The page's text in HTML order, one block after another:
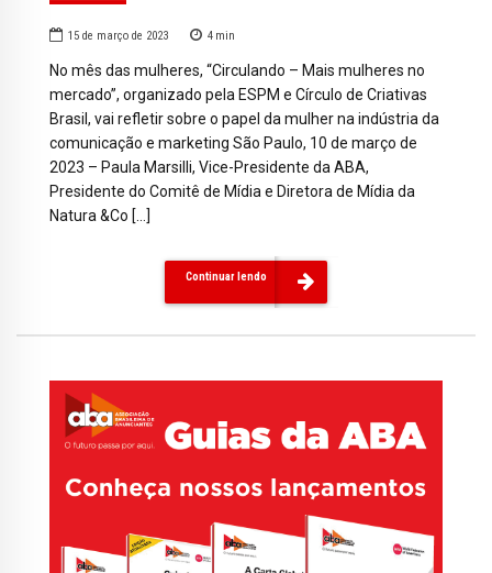
15 de março de 2023 4 min
No mês das mulheres, “Circulando – Mais mulheres no
mercado”, organizado pela ESPM e Círculo de Criativas
Brasil, vai refletir sobre o papel da mulher na indústria da
comunicação e marketing São Paulo, 10 de março de
2023 – Paula Marsilli, Vice-Presidente da ABA,
Presidente do Comitê de Mídia e Diretora de Mídia da
Natura &Co […]
Continuar lendo